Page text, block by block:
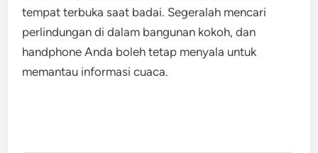
tempat terbuka saat badai. Segeralah mencari
perlindungan di dalam bangunan kokoh, dan
handphone Anda boleh tetap menyala untuk
memantau informasi cuaca.